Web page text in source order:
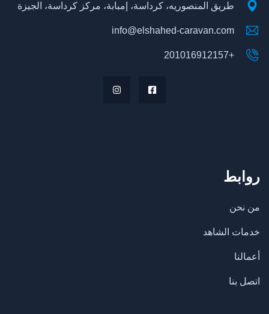
طريق المنصوريه، كرداسة، إمبابة، مركز كرداسة، الجيزة
info@elshahed-caravan.com
+201016912157
روابط
من نحن
خدمات الشاهد
أعمالنا
اتصل بنا